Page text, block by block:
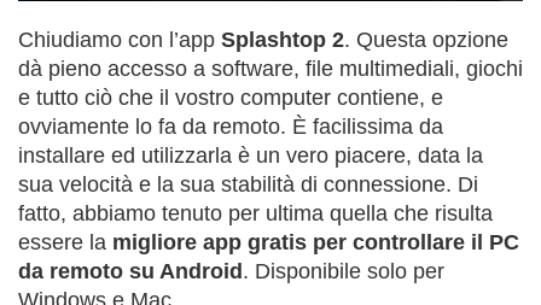
Chiudiamo con l’app Splashtop 2. Questa opzione
dà pieno accesso a software, file multimediali, giochi
e tutto ciò che il vostro computer contiene, e
ovviamente lo fa da remoto. È facilissima da
installare ed utilizzarla è un vero piacere, data la
sua velocità e la sua stabilità di connessione. Di
fatto, abbiamo tenuto per ultima quella che risulta
essere la migliore app gratis per controllare il PC
da remoto su Android . Disponibile solo per